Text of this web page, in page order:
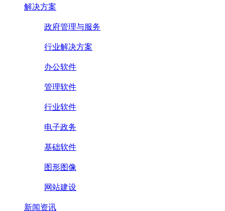
解决方案
政府管理与服务
行业解决方案
办公软件
管理软件
行业软件
电子政务
基础软件
图形图像
网站建设
新闻资讯